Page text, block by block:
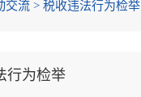
交流 > 税收违法行为检举
行为检举